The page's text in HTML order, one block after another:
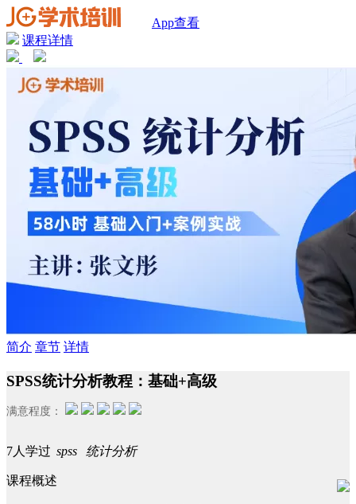
App查看
课程详情
简介 章节 详情
SPSS统计分析教程：基础+高级
满意程度：
7人学过 spss 统计分析
课程概述